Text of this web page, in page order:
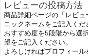
レビューの投稿方法
商品詳細ページの「レビュ
ニックネームをご記入くだ
おすすめ度を5段階から選
望をご記入ください。
よろしければプロフィール